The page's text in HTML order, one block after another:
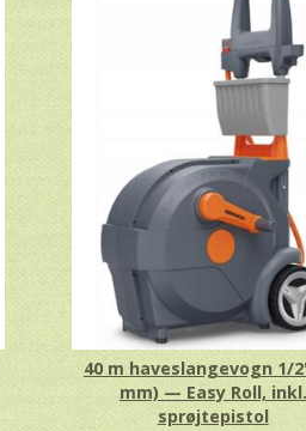
40 m haveslangevogn 1/
mm) — Easy Roll, inkl.
sprøjtepistol